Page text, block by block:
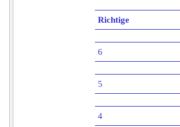
Richtige
6
5
4